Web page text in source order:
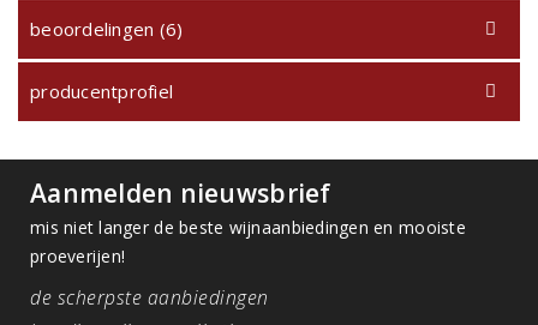
beoordelingen (6)
producentprofiel
Aanmelden nieuwsbrief
mis niet langer de beste wijnaanbiedingen en mooiste
proeverijen!
de scherpste aanbiedingen